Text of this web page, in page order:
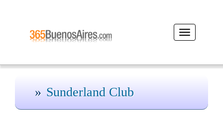
Desplegar
navegación
Sunderland Club